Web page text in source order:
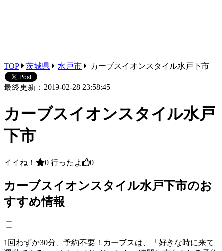
TOP 茨城県 水戸市 カーブスイオンスタイル水戸下市
最終更新：2019-02-28 23:58:45
カーブスイオンスタイル水戸
下市
イイね！ 0 行ったよ 0
カーブスイオンスタイル水戸下市のお
すすめ情報
1回わずか30分、予約不要！カーブスは、「好きな時に来て